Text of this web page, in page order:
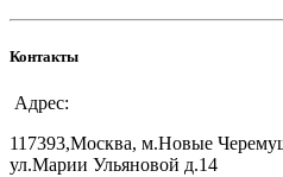
Контакты
Адрес:
117393,Москва, м.Новые
ул.Марии Ульяновой д.14